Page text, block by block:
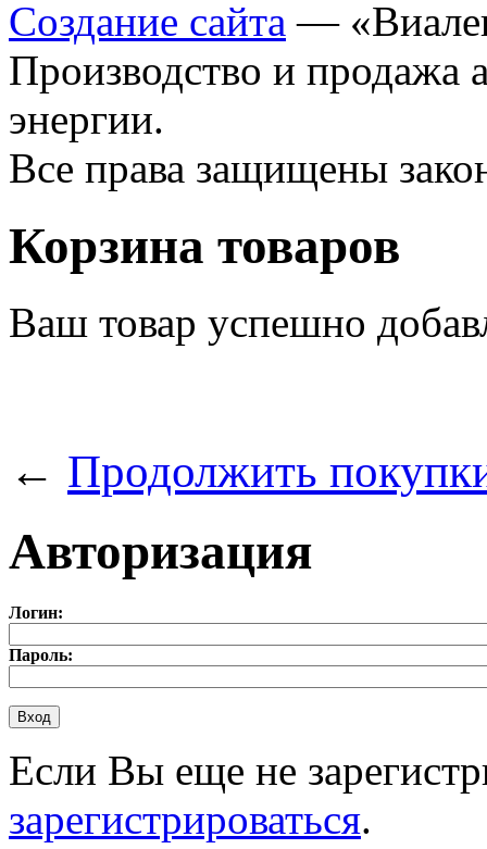
Создание сайта —
Производство и продажа
энергии.
Все права защищены
Корзина товаров
Ваш товар успешно
← Продолжить
Авторизация
Логин:
Пароль:
Если Вы еще не
зарегистрироваться.